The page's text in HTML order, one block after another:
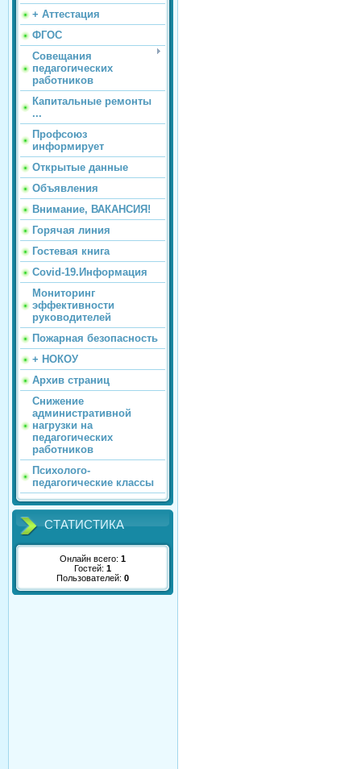
+ Аттестация
ФГОС
Совещания
педагогических
работников
Капитальные ремонты
...
Профсоюз
информирует
Открытые данные
Объявления
Внимание, ВАКАНСИЯ!
Горячая линия
Гостевая книга
Covid-19.Информация
Мониторинг
эффективности
руководителей
Пожарная безопасность
+ НОКОУ
Архив страниц
Снижение
административной
нагрузки на
педагогических
работников
Психолого-
педагогические классы
СТАТИСТИКА
Онлайн всего: 1
Гостей: 1
Пользователей: 0